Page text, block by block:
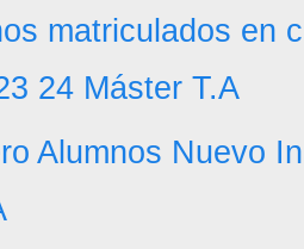
matriculados en
24 Máster T.A
Alumnos Nuevo